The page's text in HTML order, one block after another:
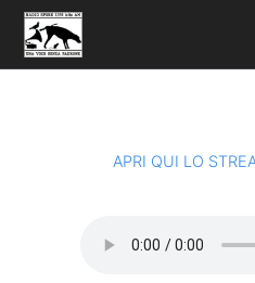
APRI QUI LO